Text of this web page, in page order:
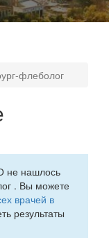
флеболог
не нашлось
. Вы можете
врачей в
результаты